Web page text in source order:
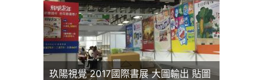
玖陽視覺 2017國際書展 大圖輸出 貼圖